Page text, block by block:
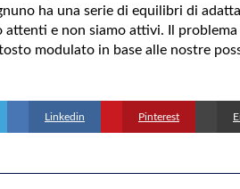
ha una serie di equilibri di
attenti e non siamo attivi. Il
modulato in base alle nostre
Linkedin Pinterest